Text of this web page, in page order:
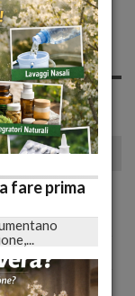
01
per questo
Sab Dom
05 06
19 20
fare prima